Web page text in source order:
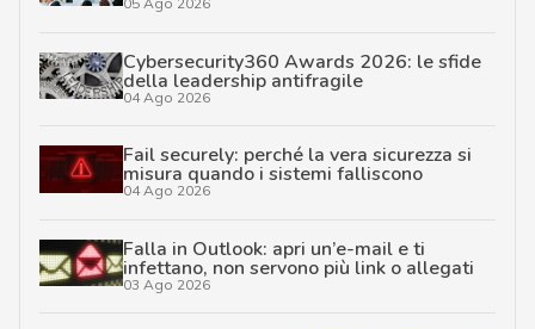
Cybersecurity360 Awards 2026: le sfide
della leadership antifragile
04 Ago 2026
Fail securely: perché la vera sicurezza si
misura quando i sistemi falliscono
04 Ago 2026
Falla in Outlook: apri un’e-mail e ti
infettano, non servono più link o allegati
03 Ago 2026